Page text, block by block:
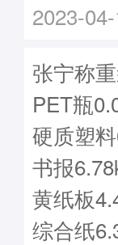
2023-
张宁称
PET瓶
硬质塑
书报
黄纸板
综合纸